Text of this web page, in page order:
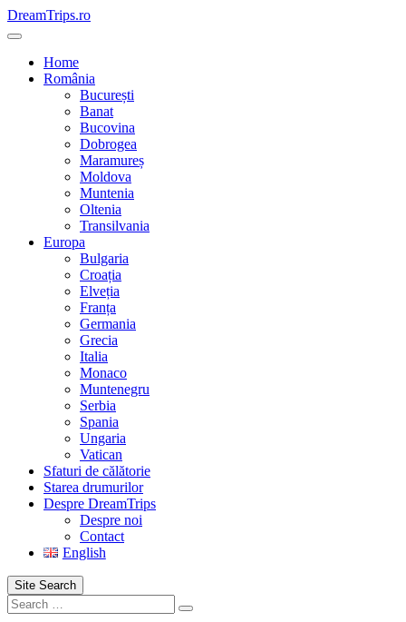
Skip
to
DreamTrips.ro
Home
România
București
Banat
Bucovina
Dobrogea
Maramureș
Moldova
Muntenia
Oltenia
Transilvania
Europa
Bulgaria
Croația
Elveția
Franța
Germania
Grecia
Italia
Monaco
Muntenegru
Serbia
Spania
Ungaria
Vatican
Sfaturi de călătorie
Starea drumurilor
Despre DreamTrips
Despre noi
Contact
English
Site Search
Search